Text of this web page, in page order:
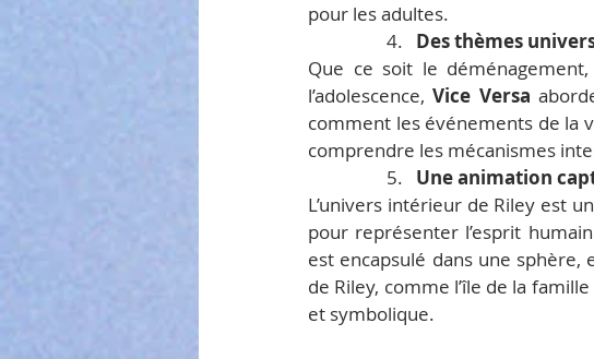
pour les adultes.
4. Des thèmes
Que ce soit le
l’adolescence, Vice Versa
comment les événements de la
comprendre les mécanismes
5. Une animation
L’univers intérieur de Riley est
pour représenter l’esprit
est encapsulé dans une sphère,
de Riley, comme l’île de la
et symbolique.